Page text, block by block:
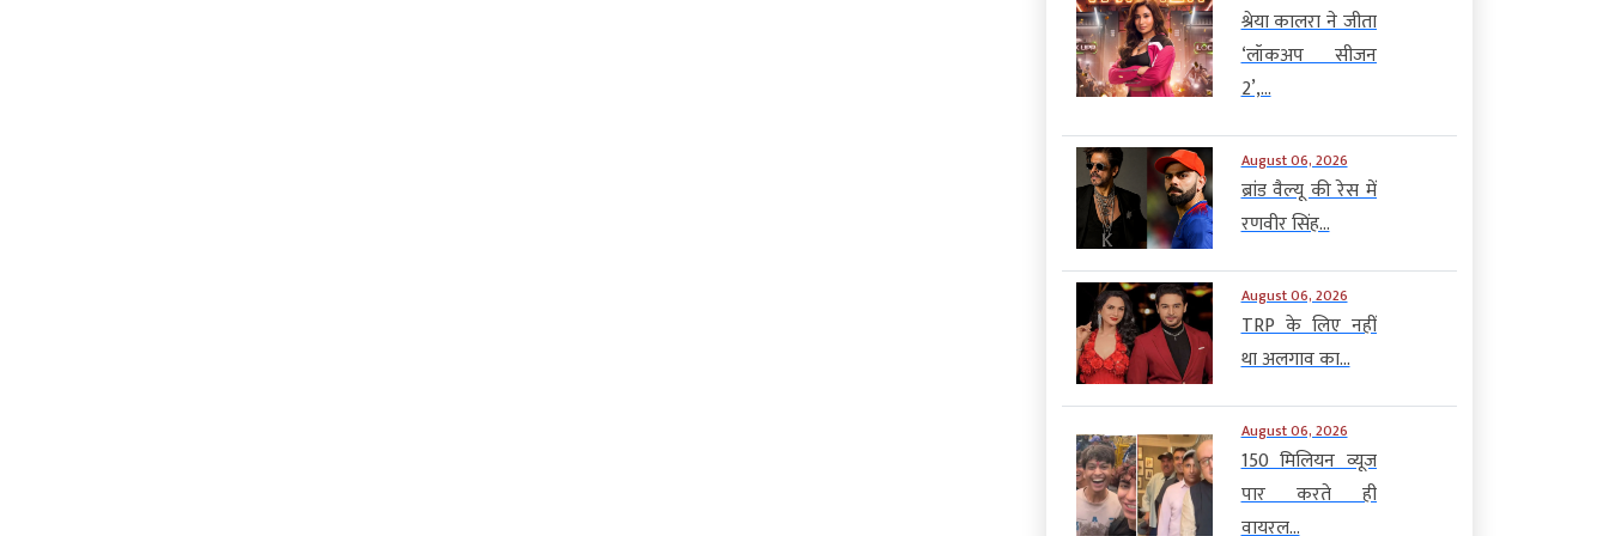
श्रेया कालरा ने जीता
‘लॉकअप सीजन
2’,...
August 06, 2026
ब्रांड वैल्यू की रेस में
रणवीर सिंह...
August 06, 2026
TRP के लिए नहीं
था अलगाव का...
August 06, 2026
150 मिलियन व्यूज
पार करते ही
वायरल...